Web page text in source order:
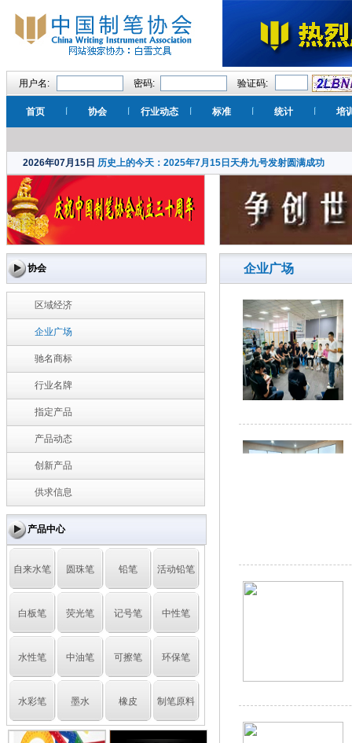
用户名: 密码: 验证码:
首页 协会 行业动态 标准 统计 培
2026年07月15日 历史上的今天：2025年7月15日天舟九号发射圆满成功
协会
区域经济
企业广场
驰名商标
行业名牌
指定产品
产品动态
创新产品
供求信息
产品中心
自来水笔 圆珠笔 铅笔 活动铅笔
白板笔 荧光笔 记号笔 中性笔
水性笔 中油笔 可擦笔 环保笔
水彩笔 墨水 橡皮 制笔原料
企业广场